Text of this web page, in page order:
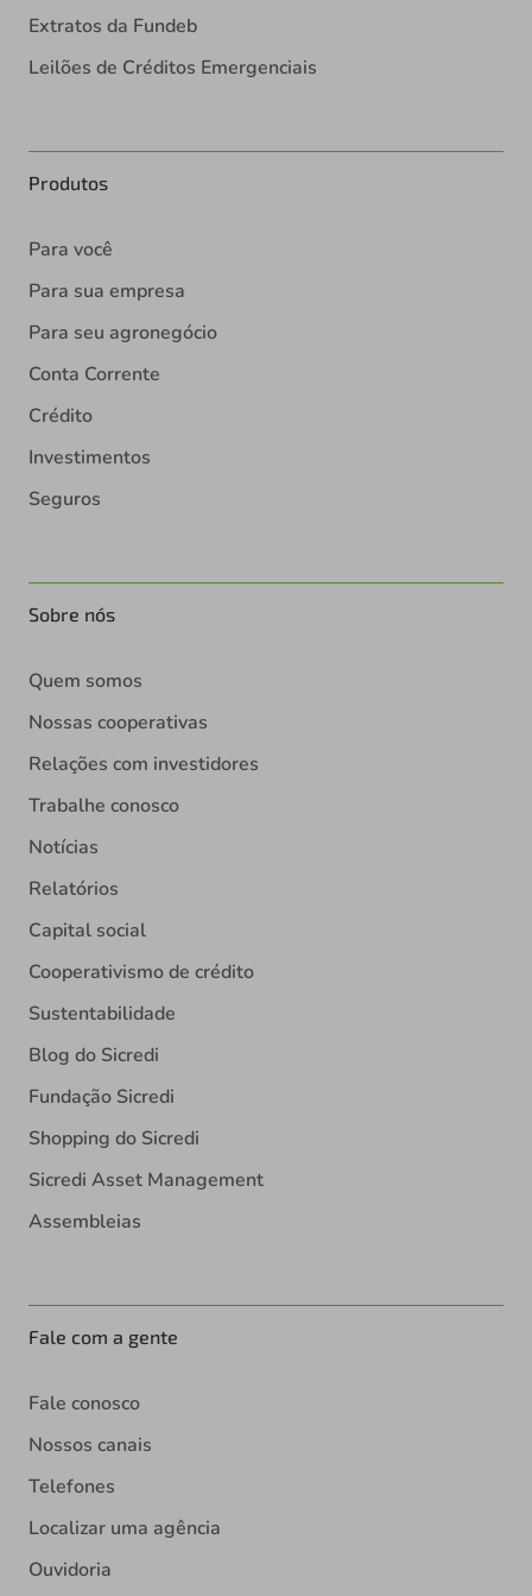
Extratos da Fundeb
Leilões de Créditos Emergenciais
Produtos
Para você
Para sua empresa
Para seu agronegócio
Conta Corrente
Crédito
Investimentos
Seguros
Sobre nós
Quem somos
Nossas cooperativas
Relações com investidores
Trabalhe conosco
Notícias
Relatórios
Capital social
Cooperativismo de crédito
Sustentabilidade
Blog do Sicredi
Fundação Sicredi
Shopping do Sicredi
Sicredi Asset Management
Assembleias
Fale com a gente
Fale conosco
Nossos canais
Telefones
Localizar uma agência
Ouvidoria